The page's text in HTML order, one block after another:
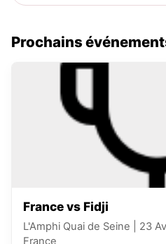
Prochains
France vs Fidji
L'Amphi Quai de Seine
23
France